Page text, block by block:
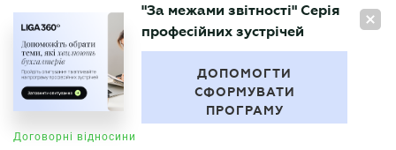
UA
БУХГАЛТЕР
"За межами звітності" Серія
професійних зустрічей
ДОПОМОГТИ
СФОРМУВАТИ
ПРОГРАМУ
Договорні відносини